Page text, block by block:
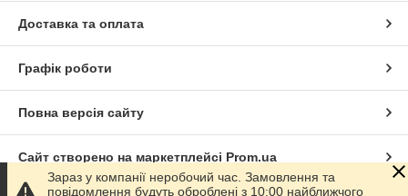
Доставка та оплата
Графік роботи
Повна версія сайту
Сайт створено на маркетплейсі Prom.ua
Зараз у компанії неробочий час. Замовлення та
повідомлення будуть оброблені з 10:00 найближчого